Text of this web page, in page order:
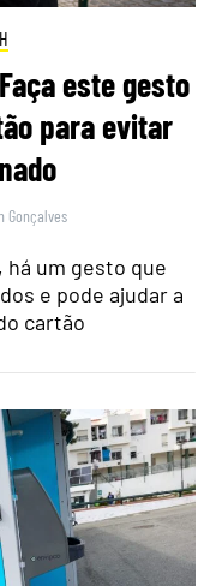
este gesto
para evitar
Gonçalves
há um gesto que
e pode ajudar a
cartão